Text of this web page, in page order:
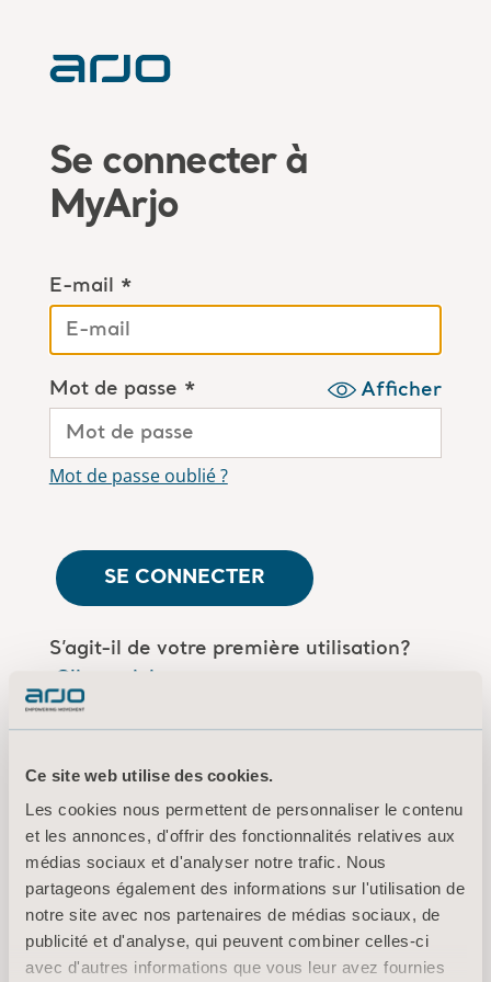
Ce site web utilise des cookies.
Les cookies nous permettent de personnaliser le contenu
et les annonces, d'offrir des fonctionnalités relatives aux
médias sociaux et d'analyser notre trafic. Nous
partageons également des informations sur l'utilisation de
notre site avec nos partenaires de médias sociaux, de
publicité et d'analyse, qui peuvent combiner celles-ci
avec d'autres informations que vous leur avez fournies
Se connecter à
MyArjo
E-mail *
Mot de passe * Afficher
Mot de passe oublié ?
SE CONNECTER
S’agit-il de votre première utilisation?
Cliquez ici
Êtes-vous un employé d'Arjo?Log in
Conditions d’utilisation
Politique de confidentialité
Mentions légales
Information sur les cookies